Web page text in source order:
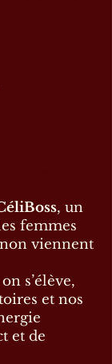
, un
femmes
viennent
s’élève,
et nos
et de